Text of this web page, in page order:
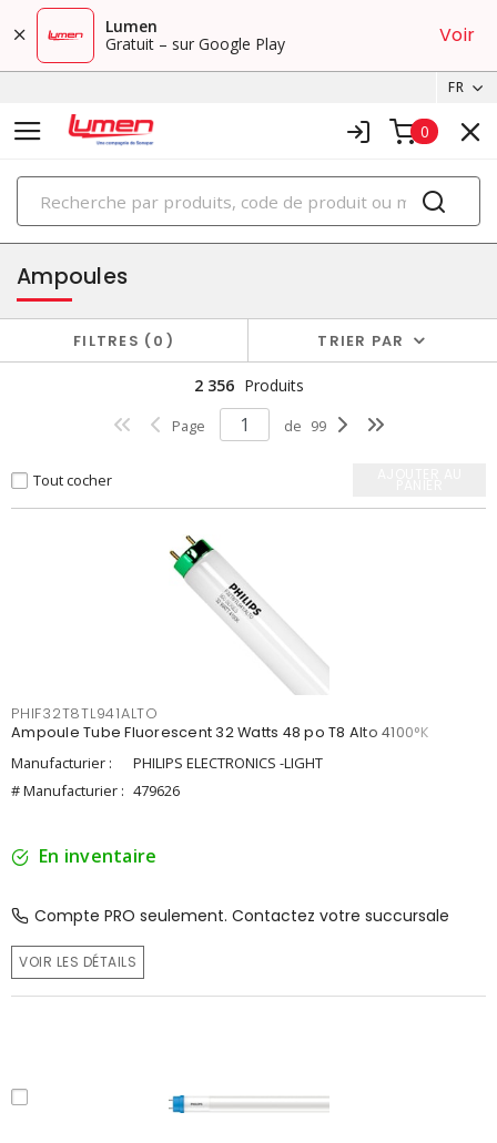
Lumen
Gratuit – sur Google Play
Voir
FR
0
PRODUITS
éclairage
Ampoules
FILTRES 0 TRIER PAR
2 356 Produits
Page de 99
Tout cocher
PHIF32T8TL941ALTO
Ampoule Tube Fluorescent 32 Watts 48 po T8 Alto 4100°K
Manufacturier :
PHILIPS ELECTRONICS -LIGHT
# Manufacturier : 479626
En inventaire
Compte PRO seulement. Contactez votre succursale
VOIR LES DÉTAILS